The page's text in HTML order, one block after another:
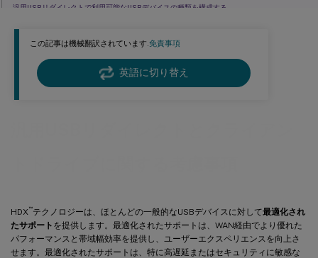
この記事は機械翻訳されています.免責事項
英語に切り替え
HDX ™テクノロジーは、ほとんどの一般的なUSBデバイスに対して最適化され
たサポート を提供します。最適化されたサポートは、WAN経由でより優れた
パフォーマンスと帯域幅効率を提供し、ユーザーエクスペリエンスを向上さ
せます。最適化されたサポートは、特に高遅延またはセキュリティに敏感な
汎用USBリダイレクトで利用可能なUSBデバイスの種類を構成する
USBデバイスの使用と取り外し
USB大容量記憶装置のセキュリティ制御